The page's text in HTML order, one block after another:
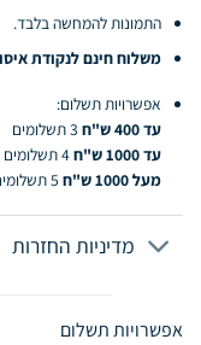
התמונות להמחשה בלבד.
משלוח חינם לנקודת איסוף
אפשרויות תשלום:
עד 400 ש"ח
3 תשלומים
עד 1000 ש"ח
4 תשלומים
מעל 1000 ש"ח
5 תשלומים
מדיניות החזרות
אפשרויות תשלום